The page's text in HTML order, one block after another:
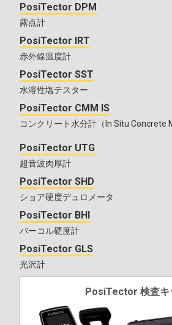
PosiTector DPM
露点計
PosiTector IRT
赤外線温度計
PosiTector SST
水溶性塩テスター
PosiTector CMM IS
コンクリート水分計（In Situ Concrete
PosiTector UTG
超音波肉厚計
PosiTector SHD
ショア硬度デュロメータ
PosiTector BHI
バーコル硬度計
PosiTector GLS
光沢計
PosiTector 検査キ